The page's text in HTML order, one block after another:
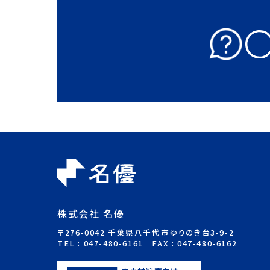
株式会社 名優
〒276-0042 千葉県八千代市ゆりのき台3-9-2
TEL : 047-480-6161 FAX : 047-480-6162